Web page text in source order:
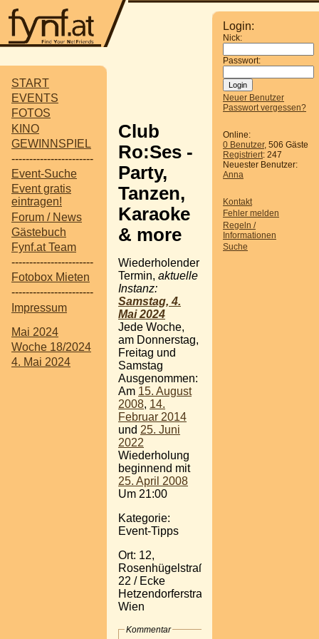
START
EVENTS
FOTOS
KINO
GEWINNSPIEL
-----------------------
Event-Suche
Event gratis
eintragen!
Forum / News
Gästebuch
Fynf.at Team
-----------------------
Fotobox Mieten
-----------------------
Impressum
Mai 2024
Woche 18/2024
4. Mai 2024
Login:
Nick:
Passwort:
Neuer Benutzer
Passwort vergessen?
Online:
0 Benutzer, 506 Gäste
Registriert: 247
Neuester Benutzer:
Anna
Kontakt
Fehler melden
Regeln /
Informationen
Suche
Club
Ro:Ses -
Party,
Tanzen,
Karaoke
& more
Wiederholender
Termin, aktuelle
Instanz:
Samstag, 4.
Mai 2024
Jede Woche,
am Donnerstag,
Freitag und
Samstag
Ausgenommen:
Am 15. August
2008, 14.
Februar 2014
und 25. Juni
2022
Wiederholung
beginnend mit
25. April 2008
Um 21:00
Kategorie:
Event-Tipps
Ort: 12,
Rosenhügelstraße
22 / Ecke
Hetzendorferstraße,
Wien
Kommentar